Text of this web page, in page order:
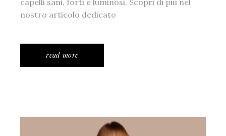
capelli sani, forti e luminosi. Scopri di più nel
nostro articolo dedicato
read more